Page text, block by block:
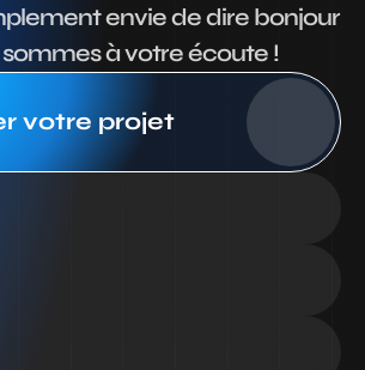
envie de dire bonjour
sommes à votre écoute !
votre projet